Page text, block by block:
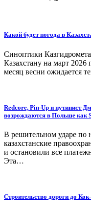
Какой будет погода в
Синоптики
Казахстану на март 2026
месяц весни ожидается
Redcore, Pin-Up и путинист
возрождаются в Польше как
В решительном ударе по
казахстанские
и остановили все
Эта…
Строительство дороги до